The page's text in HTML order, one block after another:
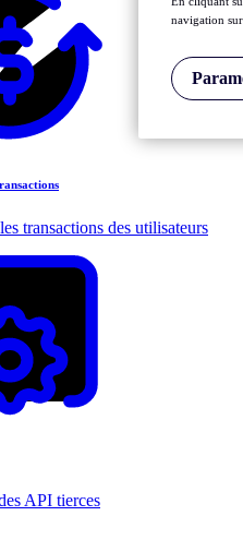
transactions des utilisateurs
API tierces
navigation